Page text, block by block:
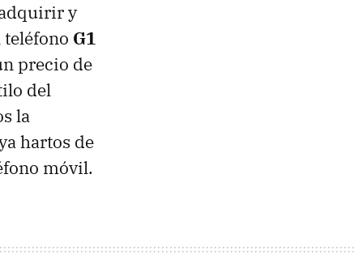
y
G1
precio de
del
la
hartos de
móvil.